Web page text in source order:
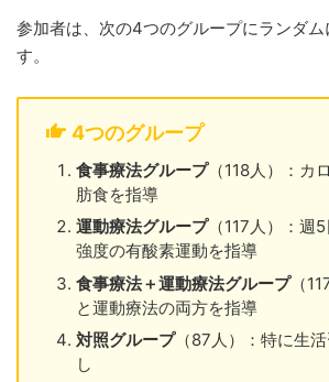
参加者は、次の4つのグループにランダム
す。
4つのグループ
食事療法グループ（118人）：カ
肪食を指導
運動療法グループ（117人）：週
強度の有酸素運動を指導
食事療法＋運動療法グループ（
と運動療法の両方を指導
対照グループ（87人）：特に生
し